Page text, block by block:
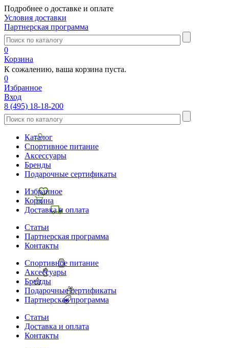
Подробнее о доставке и оплате
Условия доставки
Партнерская программа
0
Корзина
К сожалению, ваша корзина пуста.
0
Избранное
Вход
8 (495) 18-18-200
Каталог
Спортивное питание
Аксессуары
Бренды
Подарочные сертификаты
Избранное
Корзина
Доставка и оплата
Статьи
Партнерская программа
Контакты
Спортивное питание
Аксессуары
Бренды
Подарочные сертификаты
Партнерская программа
Статьи
Доставка и оплата
Контакты